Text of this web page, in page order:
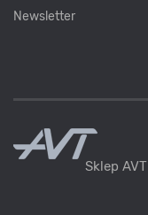
Newsletter
Sklep AVT